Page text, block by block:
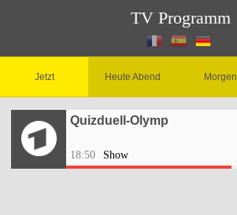
TV Programm
Jetzt Heute Abend Morgen
Quizduell-Olymp
18:50 Show